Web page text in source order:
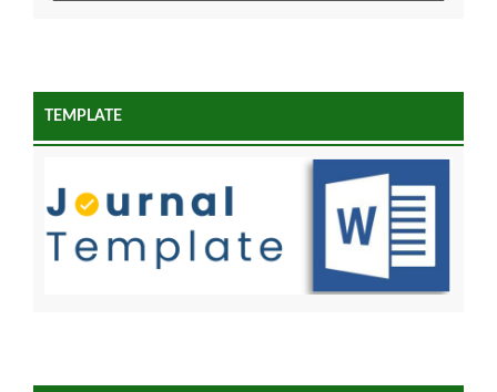
TEMPLATE